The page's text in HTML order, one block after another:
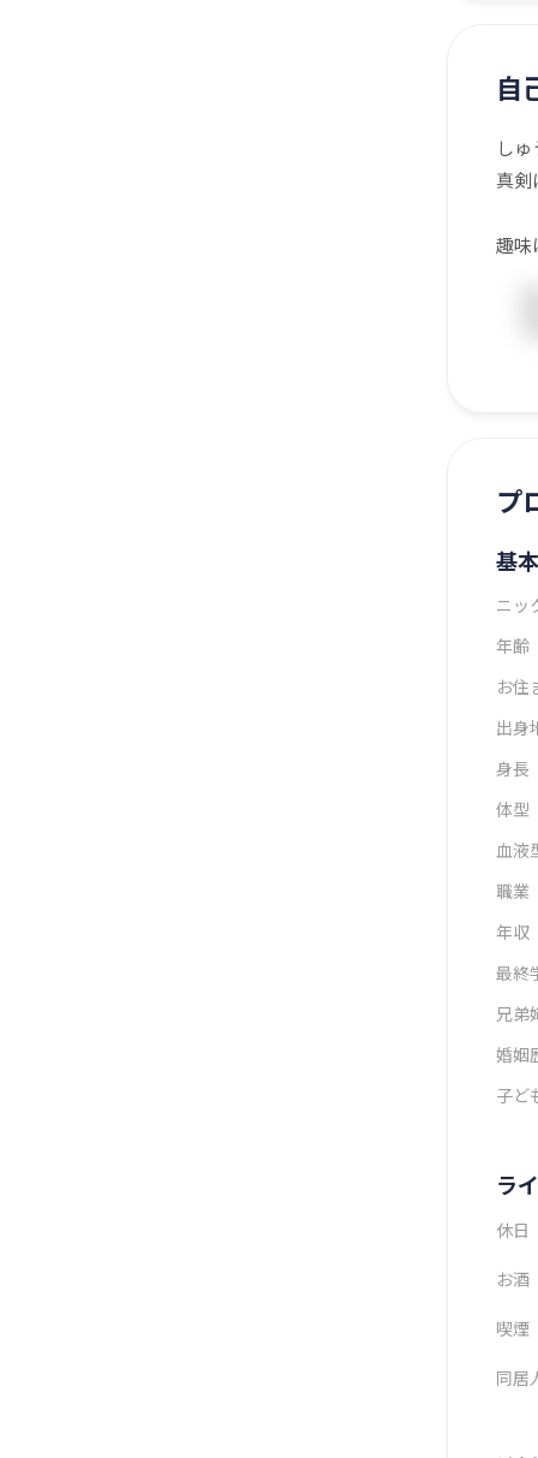
自
し
真剣
趣味
プ
基
ニッ
年齢
お住
出身
身長
体型
血液
職業
年収
最終
兄弟
婚姻
子ど
ラ
休日
お酒
喫煙
同居